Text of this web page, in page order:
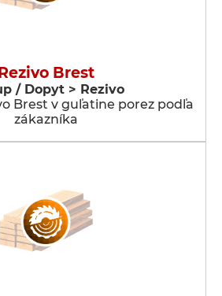
Brest
/ Dopyt > Rezivo
Brest v guľatine porez podľa
zákazníka